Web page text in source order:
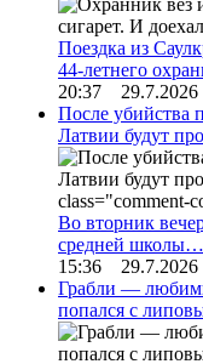
Поездка из
44-летнего
20:37 29.7.2026
После убийства
Латвии будут
Во вторник
средней школы…
15:36 29.7.2026
Грабли —
попался с